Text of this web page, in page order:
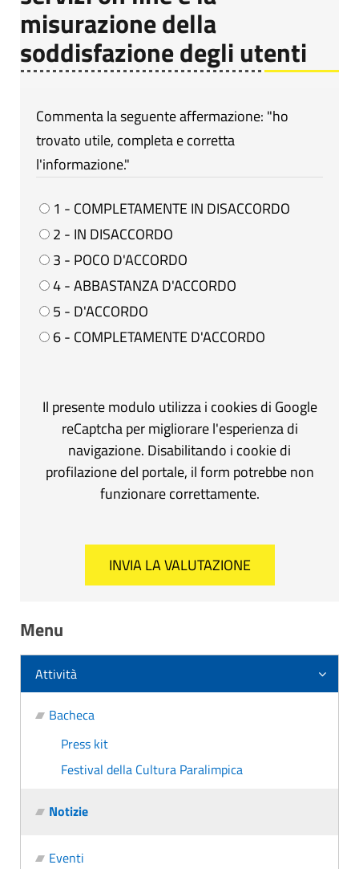
misurazione della
soddisfazione degli utenti
Commenta la seguente affermazione: "ho
trovato utile, completa e corretta
l'informazione."
1 - COMPLETAMENTE IN DISACCORDO
2 - IN DISACCORDO
3 - POCO D'ACCORDO
4 - ABBASTANZA D'ACCORDO
5 - D'ACCORDO
6 - COMPLETAMENTE D'ACCORDO
Il presente modulo utilizza i cookies di Google
reCaptcha per migliorare l'esperienza di
navigazione. Disabilitando i cookie di
profilazione del portale, il form potrebbe non
funzionare correttamente.
Menu
Attività
Bacheca
Press kit
Festival della Cultura Paralimpica
Notizie
Eventi